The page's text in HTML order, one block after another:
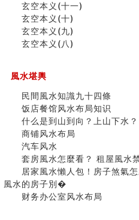
精选1500个五行属金的字
玄空本义(九)
八字十神与坐基关系详解
精选1000个五行属土的字
玄空本义(八)
中國改革開放總設計師鄧小
测字（实例解释）
精选1000个五行属火的字
玄空本义(七)
刘燮鈞讲人相 手纹与命运(二)
商铺如何摆放物品催财招财
极其旺夫的女人面相
家居常見風水形煞及化解方法
居家風水懶人包！房子煞氣
二0
二
六
(马)
二
生
肖
运
程
(鼠
牛
虎)
二○
二
六
(马)
二
生
肖
运
程
(鸡
狗
猪)
二○
二
六
(马)
生
肖
运
程
羊
猴)
玄空本义(十一)
玄空本义(十)
玄空本义(九)
玄空本义(八)
風水堪輿
民間風水知識九十四條
饭店餐馆风水布局知识
什么是到山到向？上山下水？
商铺风水布局
汽车风水
套房風水怎麼看？ 租屋風水
居家風水懶人包！房子煞氣
風水的房子別�
财务办公室风水布局